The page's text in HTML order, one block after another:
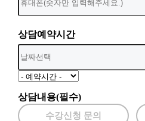
상담예약시간
상담내용(필수)
수강신청 문의